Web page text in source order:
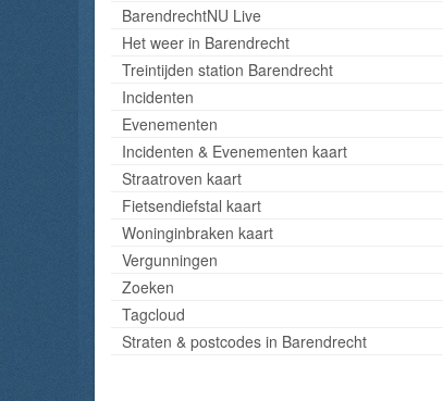
BarendrechtNU Live
Het weer in Barendrecht
Treintijden station Barendrecht
Incidenten
Evenementen
Incidenten & Evenementen kaart
Straatroven kaart
Fietsendiefstal kaart
Woninginbraken kaart
Vergunningen
Zoeken
Tagcloud
Straten & postcodes in Barendrecht